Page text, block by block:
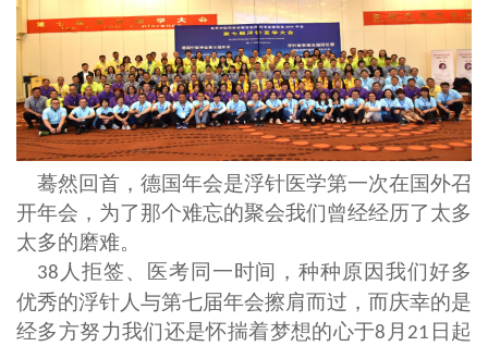
蓦然回首，德国年会是浮针医学第一次在国外召
开年会，为了那个难忘的聚会我们曾经经历了太多
太多的磨难。
38 人拒签、医考同一时间，种种原因我们好多
优秀的浮针人与第七届年会擦肩而过，而庆幸的是
经多方努力我们还是怀揣着梦想的心于8 月 21 日起